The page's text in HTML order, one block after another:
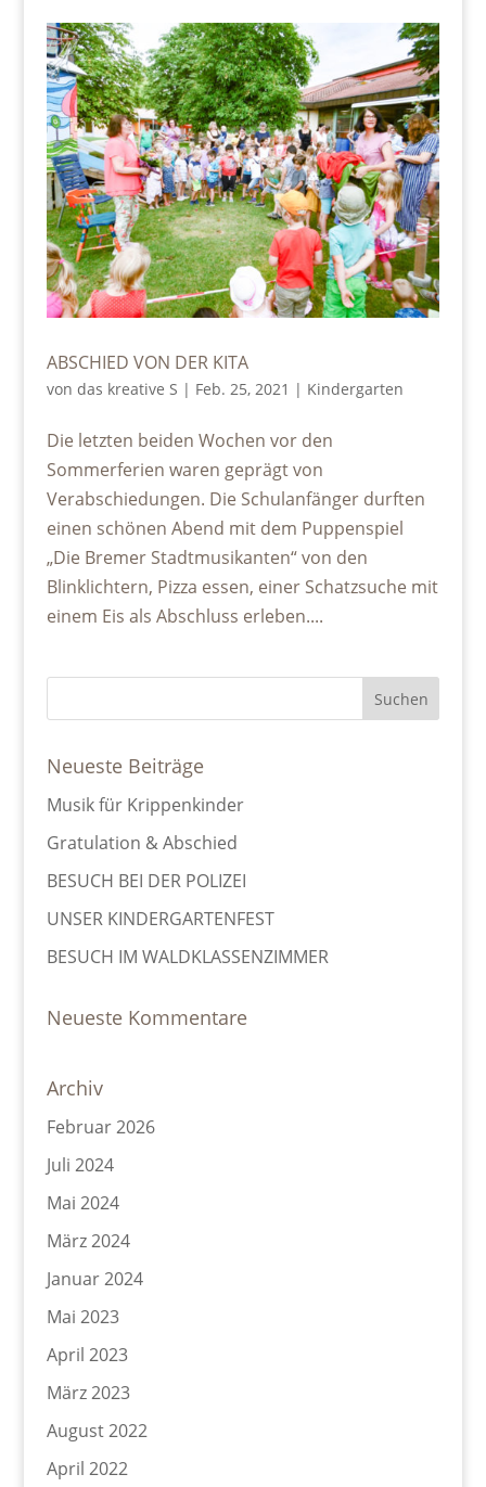
ABSCHIED VON DER KITA
von das kreative S | Feb. 25, 2021 | Kindergarten
Die letzten beiden Wochen vor den
Sommerferien waren geprägt von
Verabschiedungen. Die Schulanfänger durften
einen schönen Abend mit dem Puppenspiel
„Die Bremer Stadtmusikanten“ von den
Blinklichtern, Pizza essen, einer Schatzsuche mit
einem Eis als Abschluss erleben....
Neueste Beiträge
Musik für Krippenkinder
Gratulation & Abschied
BESUCH BEI DER POLIZEI
UNSER KINDERGARTENFEST
BESUCH IM WALDKLASSENZIMMER
Neueste Kommentare
Archiv
Februar 2026
Juli 2024
Mai 2024
März 2024
Januar 2024
Mai 2023
April 2023
März 2023
August 2022
April 2022